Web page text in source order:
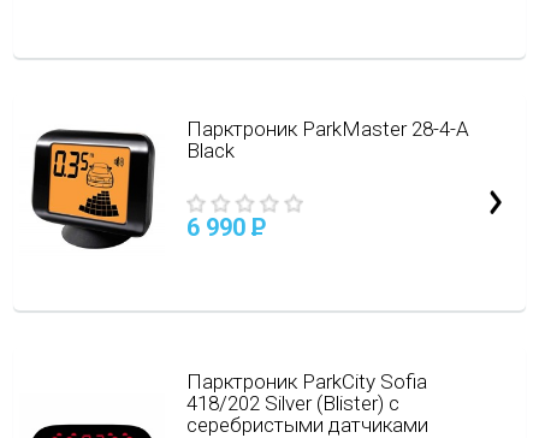
Парктроник ParkMaster 28-4-A
Black
6 990 P
Парктроник ParkCity Sofia
418/202 Silver (Blister) с
серебристыми датчиками